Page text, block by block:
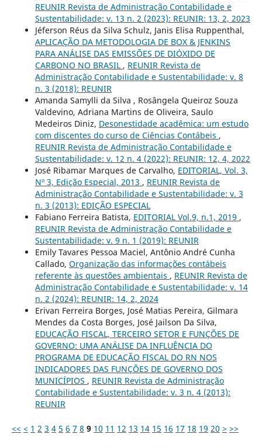
REUNIR Revista de Administração Contabilidade e
Sustentabilidade: v. 13 n. 2 (2023): REUNIR: 13, 2, 2023
Jéferson Réus da Silva Schulz, Janis Elisa Ruppenthal,
APLICAÇÃO DA METODOLOGIA DE BOX & JENKINS
PARA ANÁLISE DAS EMISSÕES DE DIÓXIDO DE
CARBONO NO BRASIL , REUNIR Revista de
Administração Contabilidade e Sustentabilidade: v. 8
n. 3 (2018): REUNIR
Amanda Samylli da Silva , Rosângela Queiroz Souza
Valdevino, Adriana Martins de Oliveira, Saulo
Medeiros Diniz, Desonestidade acadêmica: um estudo
com discentes do curso de Ciências Contábeis ,
REUNIR Revista de Administração Contabilidade e
Sustentabilidade: v. 12 n. 4 (2022): REUNIR: 12, 4, 2022
José Ribamar Marques de Carvalho, EDITORIAL, Vol. 3,
Nº 3, Edição Especial, 2013 , REUNIR Revista de
Administração Contabilidade e Sustentabilidade: v. 3
n. 3 (2013): EDIÇÃO ESPECIAL
Fabiano Ferreira Batista, EDITORIAL Vol.9, n.1, 2019 ,
REUNIR Revista de Administração Contabilidade e
Sustentabilidade: v. 9 n. 1 (2019): REUNIR
Emily Tavares Pessoa Maciel, Antônio André Cunha
Callado, Organização das informações contábeis
referente às questões ambientais , REUNIR Revista de
Administração Contabilidade e Sustentabilidade: v. 14
n. 2 (2024): REUNIR: 14, 2, 2024
Erivan Ferreira Borges, José Matias Pereira, Gilmara
Mendes da Costa Borges, José Jailson Da Silva,
EDUCAÇÃO FISCAL, TERCEIRO SETOR E FUNÇÕES DE
GOVERNO: UMA ANÁLISE DA INFLUÊNCIA DO
PROGRAMA DE EDUCAÇÃO FISCAL DO RN NOS
INDICADORES DAS FUNÇÕES DE GOVERNO DOS
MUNICÍPIOS , REUNIR Revista de Administração
Contabilidade e Sustentabilidade: v. 3 n. 4 (2013):
REUNIR
<< < 1 2 3 4 5 6 7 8 9 10 11 12 13 14 15 16 17 18 19 20 > >>